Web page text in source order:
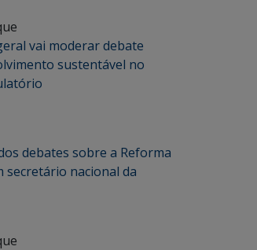
vai moderar debate
sustentável no
debates sobre a Reforma
secretário nacional da